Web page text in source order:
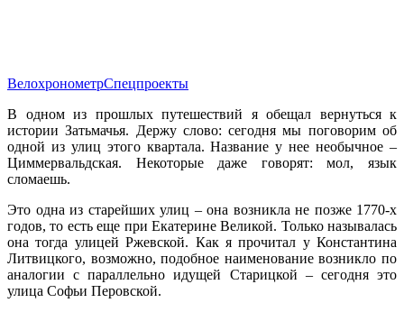
ВелохронометрСпецпроекты
В одном из прошлых путешествий я обещал вернуться к
истории Затьмачья. Держу слово: сегодня мы поговорим об
одной из улиц этого квартала. Название у нее необычное –
Циммервальдская. Некоторые даже говорят: мол, язык
сломаешь.
Это одна из старейших улиц – она возникла не позже 1770-х
годов, то есть еще при Екатерине Великой. Только называлась
она тогда улицей Ржевской. Как я прочитал у Константина
Литвицкого, возможно, подобное наименование возникло по
аналогии с параллельно идущей Старицкой – сегодня это
улица Софьи Перовской.